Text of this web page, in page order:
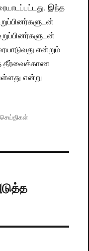
இந்த
என்றும்
தீர்வைக்காண
என்று
Categories
செய்திகள்